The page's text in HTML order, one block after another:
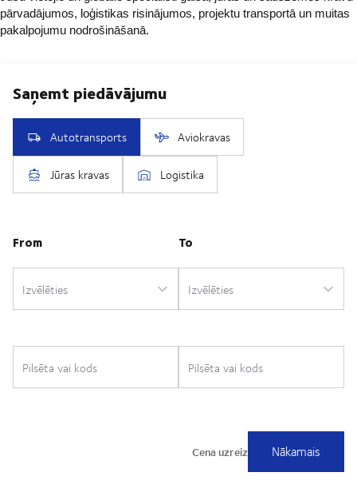
pārvadājumos, loģistikas risinājumos, projektu transportā un muitas
pakalpojumu nodrošināšanā.